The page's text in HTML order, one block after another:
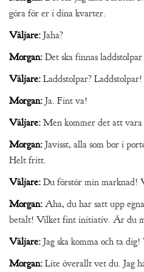
göra för er i dina kvarter.
Väljare: Jaha?
Morgan: Det ska finnas
Väljare: Laddstolpar? Laddstolpar!
Morgan: Ja. Fint va!
Väljare: Men kommer det att vara
Morgan: Javisst, alla som bor i
Helt fritt.
Väljare: Du förstör min marknad!
Morgan: Aha, du har satt upp
betalt! Vilket fint initiativ. Är du
Väljare: Jag ska komma och ta
Morgan: Lite överallt vet du. Jag